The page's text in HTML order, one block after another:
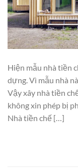
Hiện mẫu nhà tiền
dựng. Vì mẫu nhà
Vậy xây nhà tiền
không xin phép bị
Nhà tiền chế […]